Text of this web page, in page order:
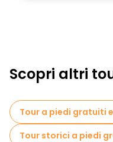
Scopri altri
Tour a piedi gratuiti
Tour storici a piedi